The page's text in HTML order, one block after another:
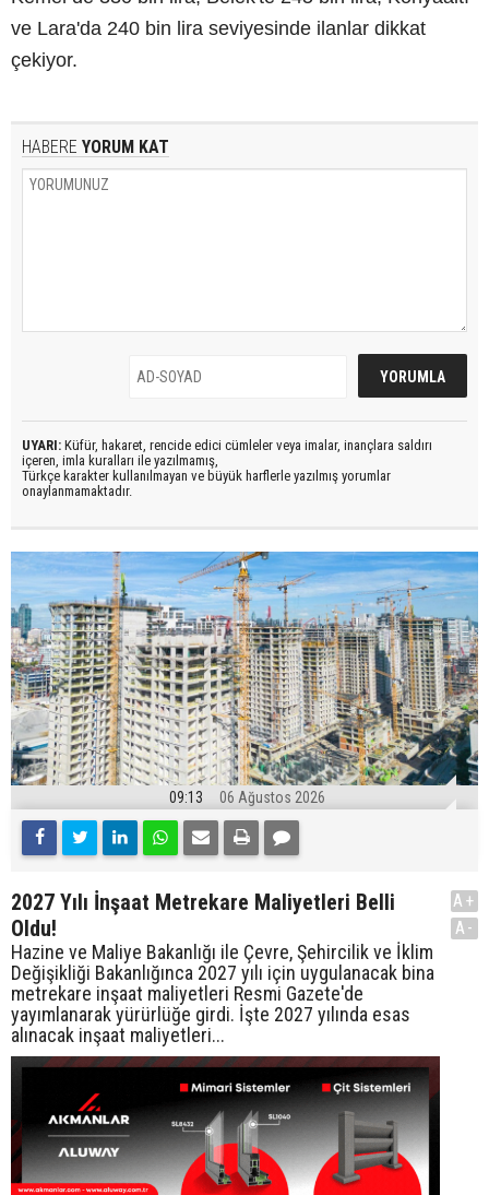
ve Lara'da 240 bin lira seviyesinde ilanlar dikkat
çekiyor.
HABERE YORUM KAT
UYARI: Küfür, hakaret, rencide edici cümleler veya imalar, inançlara saldırı
içeren, imla kuralları ile yazılmamış,
Türkçe karakter kullanılmayan ve büyük harflerle yazılmış yorumlar
onaylanmamaktadır.
09:13 06 Ağustos 2026
2027 Yılı İnşaat Metrekare Maliyetleri Belli
Oldu!
Hazine ve Maliye Bakanlığı ile Çevre, Şehircilik ve İklim
Değişikliği Bakanlığınca 2027 yılı için uygulanacak bina
metrekare inşaat maliyetleri Resmi Gazete'de
yayımlanarak yürürlüğe girdi. İşte 2027 yılında esas
alınacak inşaat maliyetleri...
A+
A-